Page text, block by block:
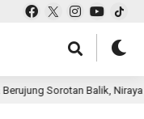
Sorotan Balik, Niraya